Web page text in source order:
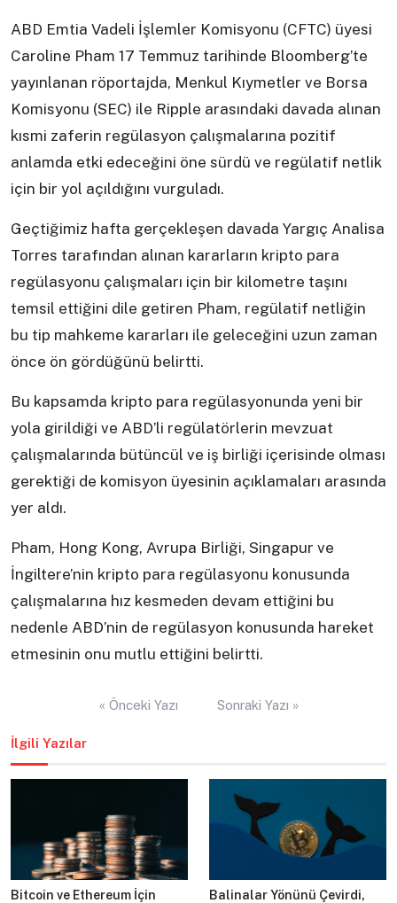
ABD Emtia Vadeli İşlemler Komisyonu (CFTC) üyesi
Caroline Pham 17 Temmuz tarihinde Bloomberg’te
yayınlanan röportajda, Menkul Kıymetler ve Borsa
Komisyonu (SEC) ile Ripple arasındaki davada alınan
kısmi zaferin regülasyon çalışmalarına pozitif
anlamda etki edeceğini öne sürdü ve regülatif netlik
için bir yol açıldığını vurguladı.
Geçtiğimiz hafta gerçekleşen davada Yargıç Analisa
Torres tarafından alınan kararların kripto para
regülasyonu çalışmaları için bir kilometre taşını
temsil ettiğini dile getiren Pham, regülatif netliğin
bu tip mahkeme kararları ile geleceğini uzun zaman
önce ön gördüğünü belirtti.
Bu kapsamda kripto para regülasyonunda yeni bir
yola girildiği ve ABD’li regülatörlerin mevzuat
çalışmalarında bütüncül ve iş birliği içerisinde olması
gerektiği de komisyon üyesinin açıklamaları arasında
yer aldı.
Pham, Hong Kong, Avrupa Birliği, Singapur ve
İngiltere’nin kripto para regülasyonu konusunda
çalışmalarına hız kesmeden devam ettiğini bu
nedenle ABD’nin de regülasyon konusunda hareket
etmesinin onu mutlu ettiğini belirtti.
« Önceki Yazı Sonraki Yazı »
İlgili Yazılar
Bitcoin ve Ethereum İçin Balinalar Yönünü Çevirdi,